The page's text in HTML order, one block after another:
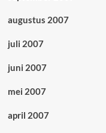
augustus 2007
juli 2007
juni 2007
mei 2007
april 2007